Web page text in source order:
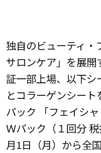
独自のビューティ・
サロンケア」を展
証一部上場、以下
とコラーゲンシー
パック 「フェイシ
Ｗパック（１回分
月1日（月）から全